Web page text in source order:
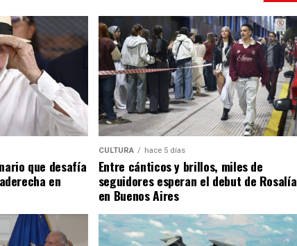
que desafía
en
CULTURA hace 5 días
Entre cánticos y brillos, miles de
seguidores esperan el debut de Rosalía
en Buenos Aires